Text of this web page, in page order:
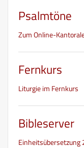
Psalmtöne
Zum Online-
Fernkurs
Liturgie im Fernkurs
Bibleserver
Einheitsübersetzung